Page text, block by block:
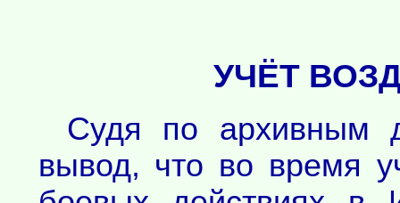
УЧЁТ
Судя по архивным
вывод, что во время